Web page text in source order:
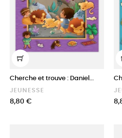
Cherche et trouve : Daniel...
JEUNESSE
Prix
8,80 €